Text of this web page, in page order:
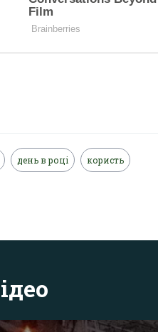
день в році користь